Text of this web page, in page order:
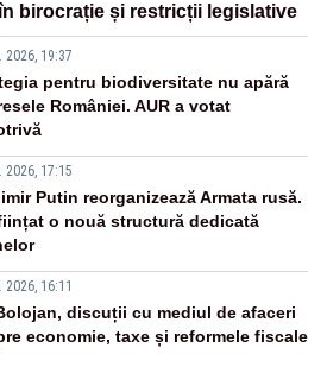
birocrație și restricții legislative
2026, 19:37
pentru biodiversitate nu apără
României. AUR a votat
2026, 17:15
Putin reorganizează Armata rusă.
o nouă structură dedicată
2026, 16:11
discuții cu mediul de afaceri
economie, taxe și reformele fiscale